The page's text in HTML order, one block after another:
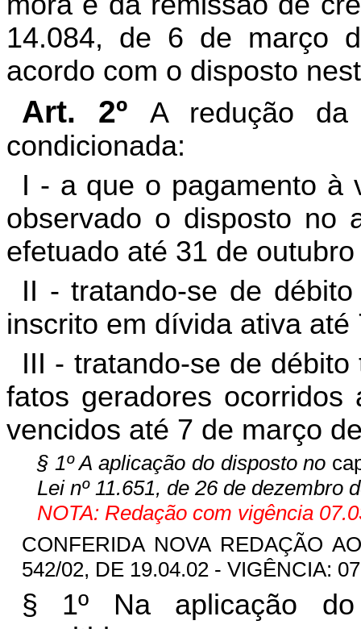
14.084, de 6 de março
acordo com o disposto
Art. 2ºA redução
condicionada:
I - a que o pagamento à
observado o disposto no
efetuado até 31 de
II - tratando-se de
inscrito em dívida ativa
III - tratando-se de
fatos geradores
vencidos até 7 de março
§ 1º A aplicação do disposto no
Lei nº 11.651, de 26 de dezembro
NOTA: Redação com vigência
CONFERIDA NOVA REDAÇÃO
542/02, DE 19.04.02 - VIGÊNCIA:
§ 1º Na aplicação